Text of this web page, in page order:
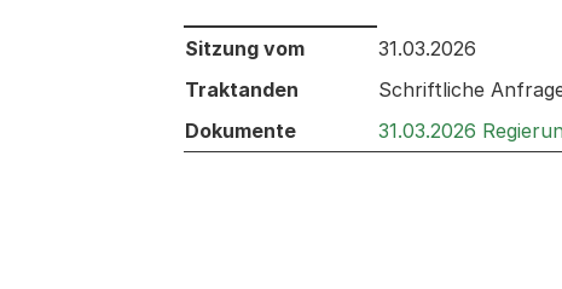
Behandelt an den folgenden
Sitzung vom
31.03.2026
Traktanden
Schriftliche
Dokumente
31.03.2026